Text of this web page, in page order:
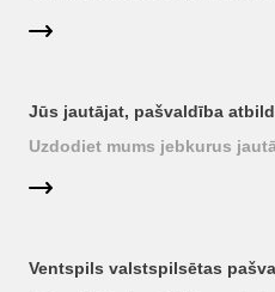
Jūs jautājat, pašvaldība atbild
Uzdodiet mums jebkurus
Ventspils valstspilsētas